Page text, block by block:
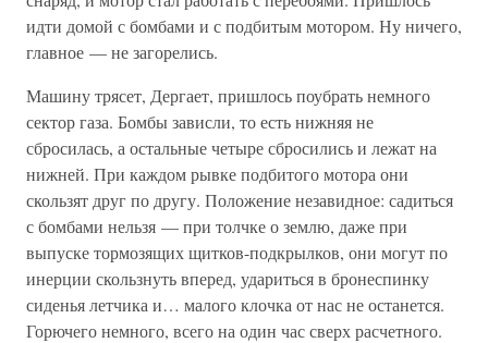
идти домой с бомбами и с подбитым мотором. Ну ничего,
главное — не загорелись.
Машину трясет, Дергает, пришлось поубрать немного
сектор газа. Бомбы зависли, то есть нижняя не
сбросилась, а остальные четыре сбросились и лежат на
нижней. При каждом рывке подбитого мотора они
скользят друг по другу. Положение незавидное: садиться
с бомбами нельзя — при толчке о землю, даже при
выпуске тормозящих щитков-подкрылков, они могут по
инерции скользнуть вперед, удариться в бронеспинку
сиденья летчика и… малого клочка от нас не останется.
Горючего немного, всего на один час сверх расчетного.